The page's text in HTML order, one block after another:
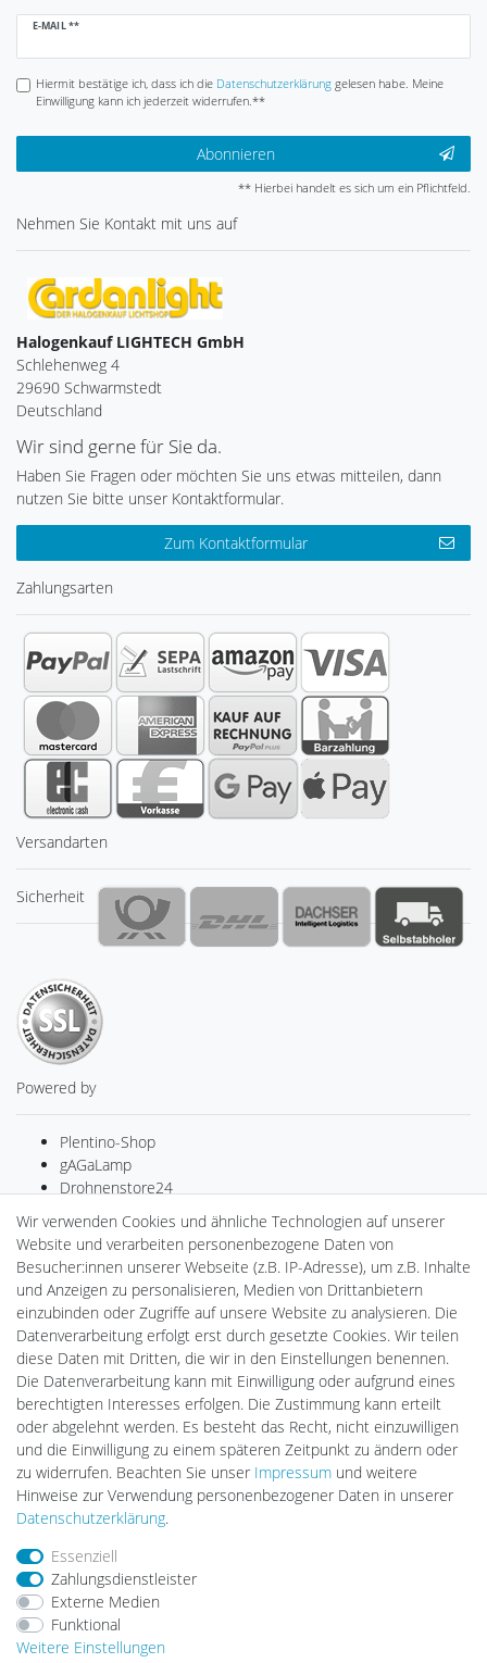
E-MAIL **
Newsletter
Hiermit bestätige ich, dass ich die Daten­schutz­erklärunggelesen habe. Meine
Einwilligung kann ich jederzeit widerrufen.**
Abonnieren
** Hierbei handelt es sich um ein Pflichtfeld.
Nehmen Sie Kontakt mit uns auf
Halogenkauf LIGHTECH GmbH
Schlehenweg 4
29690 Schwarmstedt
Deutschland
Wir sind gerne für Sie da.
Haben Sie Fragen oder möchten Sie uns etwas mitteilen, dann
nutzen Sie bitte unser Kontaktformular.
Zum Kontaktformular
Zahlungsarten
Versandarten
Sicherheit
Powered by
Plentino-Shop
gAGaLamp
Drohnenstore24
MeinUSB
Batteriespeicher
PlentiSolar
Gebrauchtlicht
Ledkauf
DEYESOLAR
Lightech Connect
CardanLight Europe
FORTIMO LEDs
LED-RETROSHOP
Wallbox24
Impressum
Barrierefreiheitserklärung
Vertrag widerrufen
Wir verwenden Cookies und ähnliche Technologien auf unserer
Website und verarbeiten personenbezogene Daten von
Besucher:innen unserer Webseite (z.B. IP-Adresse), um z.B. Inhalte
und Anzeigen zu personalisieren, Medien von Drittanbietern
einzubinden oder Zugriffe auf unsere Website zu analysieren. Die
Datenverarbeitung erfolgt erst durch gesetzte Cookies. Wir teilen
diese Daten mit Dritten, die wir in den Einstellungen benennen.
Die Datenverarbeitung kann mit Einwilligung oder aufgrund eines
berechtigten Interesses erfolgen. Die Zustimmung kann erteilt
oder abgelehnt werden. Es besteht das Recht, nicht einzuwilligen
und die Einwilligung zu einem späteren Zeitpunkt zu ändern oder
zu widerrufen. Beachten Sie unser Impressum und weitere
Hinweise zur Verwendung personenbezogener Daten in unserer
Daten­schutz­erklärung.
Essenziell
Zahlungsdienstleister
Externe Medien
Funktional
Weitere Einstellungen